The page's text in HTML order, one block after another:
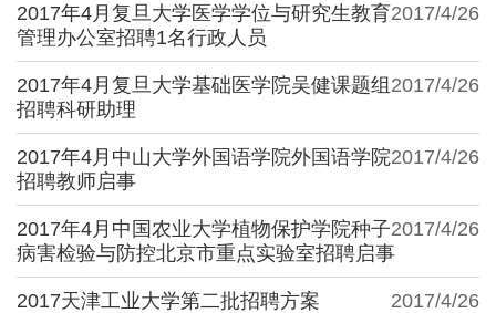
2017/4/26
2017年4月复旦大学医学学位与研究生教育
管理办公室招聘1名行政人员
2017/4/26
2017年4月复旦大学基础医学院吴健课题组
招聘科研助理
2017/4/26
2017年4月中山大学外国语学院外国语学院
招聘教师启事
2017/4/26
2017年4月中国农业大学植物保护学院种子
病害检验与防控北京市重点实验室招聘启事
2017/4/26
2017天津工业大学第二批招聘方案